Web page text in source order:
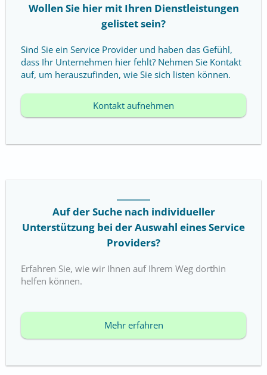
Wollen Sie hier mit Ihren Dienstleistungen
gelistet sein?
Sind Sie ein Service Provider und haben das Gefühl,
dass Ihr Unternehmen hier fehlt? Nehmen Sie Kontakt
auf, um herauszufinden, wie Sie sich listen können.
Kontakt aufnehmen
Auf der Suche nach individueller
Unterstützung bei der Auswahl eines Service
Providers?
Erfahren Sie, wie wir Ihnen auf Ihrem Weg dorthin
helfen können.
Mehr erfahren